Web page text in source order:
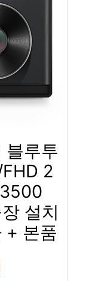
블루투
2
설치
+ 본품